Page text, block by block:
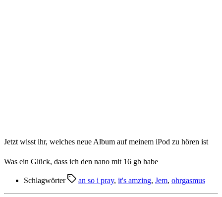
Jetzt wisst ihr, welches neue Album auf meinem iPod zu hören ist
Was ein Glück, dass ich den nano mit 16 gb habe
Schlagwörter an so i pray, it's amzing, Jem, ohrgasmus